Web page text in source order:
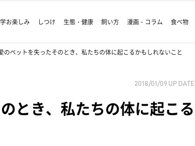
お楽しみ しつけ 生態・健康 飼い方 漫画・コラム 食べ物
のペットを失ったそのとき、私たちの体に起こるかもしれないこと
2018/01/09 UP DATE
とき、私たちの体に起こる